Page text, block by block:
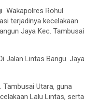
Wakapolres Rohul
terjadinya kecelakaan
Jaya Kec. Tambusai
Jalan Lintas Bangu. Jaya
Tambusai Utara, guna
Lalu Lintas, serta